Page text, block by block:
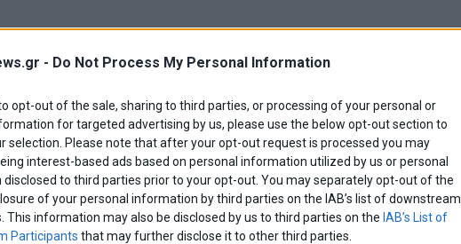
- Do Not Process My Personal Information
opt-out of the sale, sharing to third parties, or processing of your personal or
for targeted advertising by us, please use the below opt-out section to
selection. Please note that after your opt-out request is processed you may
interest-based ads based on personal information utilized by us or personal
to third parties prior to your opt-out. You may separately opt-out of the
of your personal information by third parties on the IAB’s list of downstream
This information may also be disclosed by us to third parties on the IAB’s List of
Participants that may further disclose it to other third parties.